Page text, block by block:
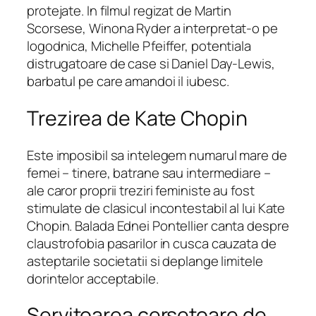
protejate. In filmul regizat de Martin
Scorsese, Winona Ryder a interpretat-o ​​pe
logodnica, Michelle Pfeiffer, potentiala
distrugatoare de case si Daniel Day-Lewis,
barbatul pe care amandoi il iubesc.
Trezirea de Kate Chopin
Este imposibil sa intelegem numarul mare de
femei – tinere, batrane sau intermediare –
ale caror proprii treziri feministe au fost
stimulate de clasicul incontestabil al lui Kate
Chopin. Balada Ednei Pontellier canta despre
claustrofobia pasarilor in cusca cauzata de
asteptarile societatii si deplange limitele
dorintelor acceptabile.